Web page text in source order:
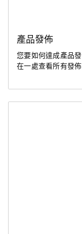
產品發佈
您要如何達成產品
在一處查看所有發